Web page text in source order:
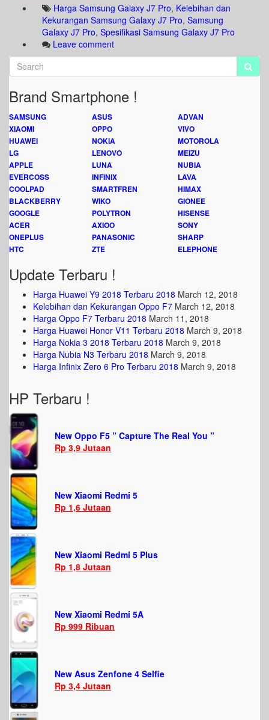
Harga Samsung Galaxy J7 Pro, Kelebihan dan
Kekurangan Samsung Galaxy J7 Pro, Samsung
Galaxy J7 Pro, Spesifikasi Samsung Galaxy J7 Pro
Leave comment
Brand Smartphone !
SAMSUNG ASUS
ADVAN
XIAOMI
OPPO
VIVO
HUAWEI
NOKIA
MOTOROLA
LG
LENOVO
MEIZU
APPLE
LUNA
NUBIA
EVERCOSS
INFINIX
LAVA
COOLPAD
SMARTFREN
HIMAX
BLACKBERRY
WIKO
GIONEE
GOOGLE
POLYTRON
HISENSE
ACER
AXIOO
SONY
ONEPLUS
PANASONIC
SHARP
HTC
ZTE ELEPHONE
Update Terbaru !
Harga Huawei Y9 2018 Terbaru 2018 March 12, 2018
Kelebihan dan Kekurangan Oppo F7 March 12, 2018
Harga Oppo F7 Terbaru 2018 March 11, 2018
Harga Huawei Honor V11 Terbaru 2018 March 9, 2018
Harga Nokia 3 2018 Terbaru 2018 March 9, 2018
Harga Nubia N3 Terbaru 2018 March 9, 2018
Harga Infinix Zero 6 Pro Terbaru 2018 March 9, 2018
HP Terbaru !
New Oppo F5 ” Capture The Real You ”
Rp 3,9 Jutaan
New Xiaomi Redmi 5
Rp 1,6 Jutaan
New Xiaomi Redmi 5 Plus
Rp 1,8 Jutaan
New Xiaomi Redmi 5A
Rp 999 Ribuan
New Asus Zenfone 4 Selfie
Rp 3,4 Jutaan